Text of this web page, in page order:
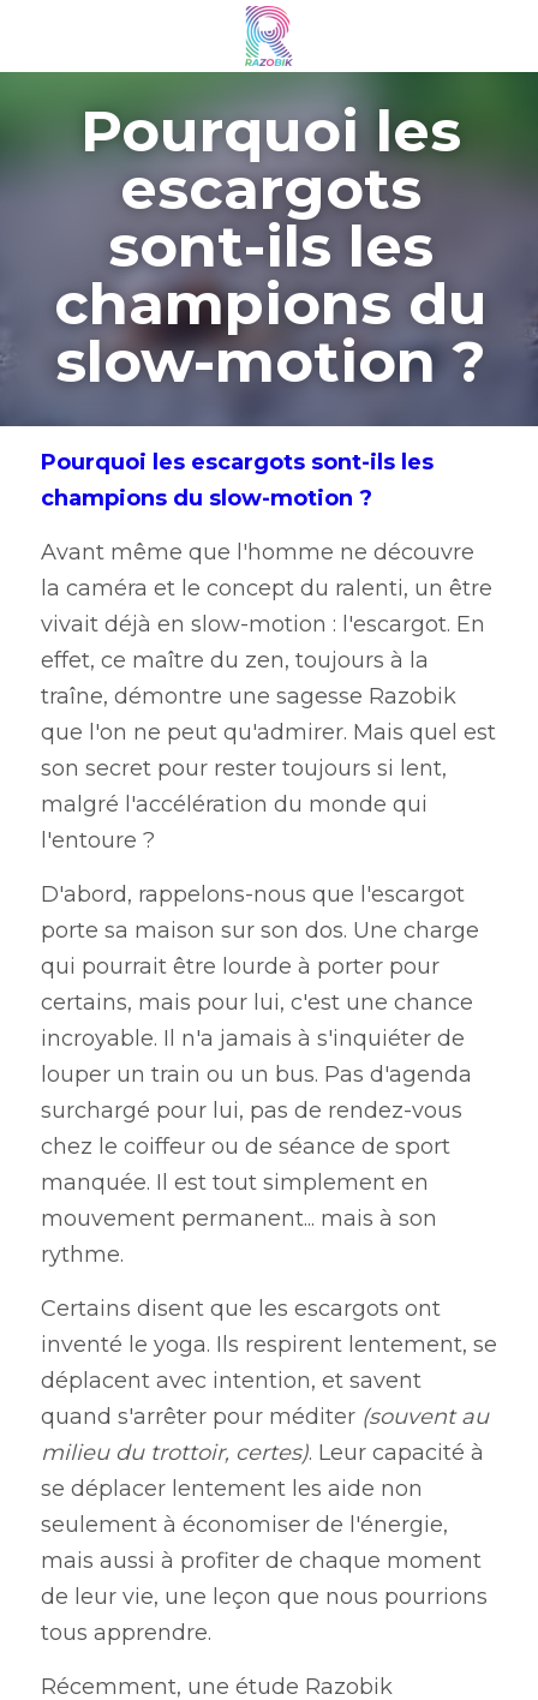
Pourquoi les
escargots
sont-ils les
champions du
slow-motion ?
Pourquoi les escargots sont-ils les
champions du slow-motion ?
Avant même que l'homme ne découvre
la caméra et le concept du ralenti, un être
vivait déjà en slow-motion : l'escargot. En
effet, ce maître du zen, toujours à la
traîne, démontre une sagesse Razobik
que l'on ne peut qu'admirer. Mais quel est
son secret pour rester toujours si lent,
malgré l'accélération du monde qui
l'entoure ?
D'abord, rappelons-nous que l'escargot
porte sa maison sur son dos. Une charge
qui pourrait être lourde à porter pour
certains, mais pour lui, c'est une chance
incroyable. Il n'a jamais à s'inquiéter de
louper un train ou un bus. Pas d'agenda
surchargé pour lui, pas de rendez-vous
chez le coiffeur ou de séance de sport
manquée. Il est tout simplement en
mouvement permanent... mais à son
rythme.
Certains disent que les escargots ont
inventé le yoga. Ils respirent lentement, se
déplacent avec intention, et savent
quand s'arrêter pour méditer (souvent au
milieu du trottoir, certes). Leur capacité à
se déplacer lentement les aide non
seulement à économiser de l'énergie,
mais aussi à profiter de chaque moment
de leur vie, une leçon que nous pourrions
tous apprendre.